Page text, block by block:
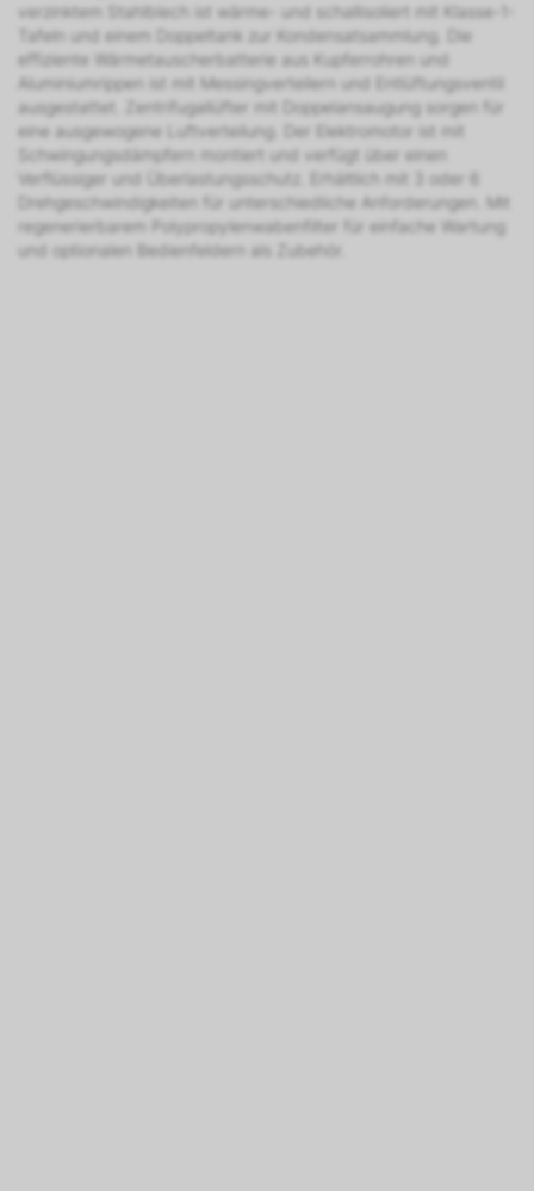
verzinktem Stahlblech ist wärme- und schallisoliert mit Klasse-1-
Tafeln und einem Doppeltank zur Kondensatsammlung. Die
effiziente Wärmetauscherbatterie aus Kupferrohren und
Aluminiumrippen ist mit Messingverteilern und Entlüftungsventil
ausgestattet. Zentrifugallüfter mit Doppelansaugung sorgen für
eine ausgewogene Luftverteilung. Der Elektromotor ist mit
Schwingungsdämpfern montiert und verfügt über einen
Verflüssiger und Überlastungsschutz. Erhältlich mit 3 oder 6
Drehgeschwindigkeiten für unterschiedliche Anforderungen. Mit
regenerierbarem Polypropylenwabenfilter für einfache Wartung
und optionalen Bedienfeldern als Zubehör.